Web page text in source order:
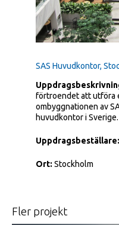
SAS Huvudkontor,
förtroendet att utföra
ombyggnationen av
huvudkontor i
Uppdragsbeställare:
Ort: Stockholm
fler projekt